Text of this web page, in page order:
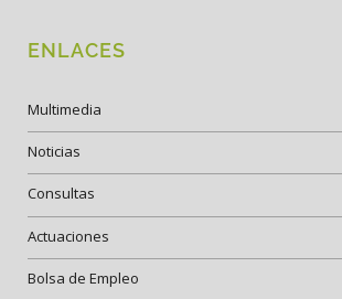
ENLACES
Multimedia
Noticias
Consultas
Actuaciones
Bolsa de Empleo